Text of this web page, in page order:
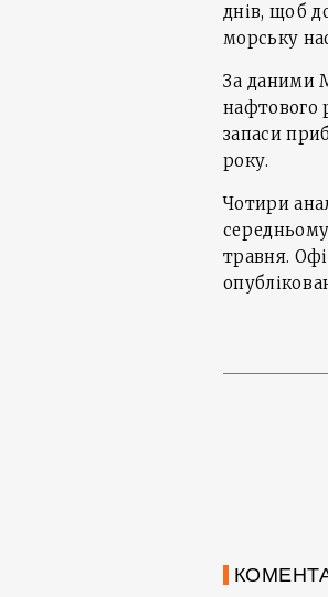
днів, щоб
морську
За даними
нафтового
запаси
року.
Чотири
травня.